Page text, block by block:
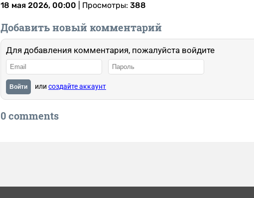
18 мая 2026, 00:00 | Просмотры: 388
Добавить новый комментарий
Для добавления комментария, пожалуйста войдите
Войти или создайте аккаунт
0 comments